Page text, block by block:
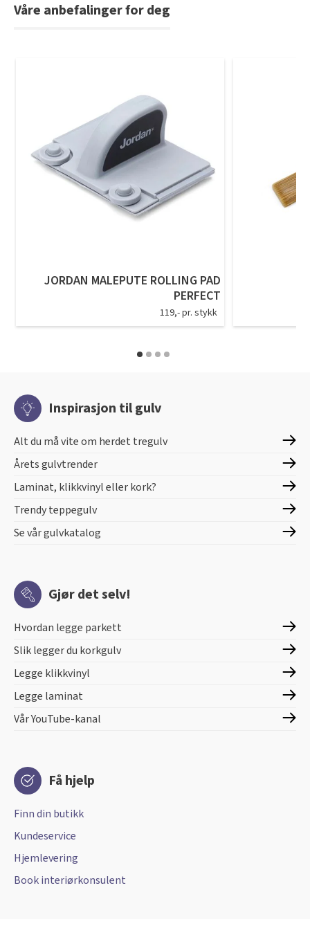
Våre anbefalinger for deg
JORDAN MALEPUTE ROLLING PAD
PERFECT
119,- pr. stykk
Inspirasjon til gulv
Alt du må vite om herdet tregulv
Årets gulvtrender
Laminat, klikkvinyl eller kork?
Trendy teppegulv
Se vår gulvkatalog
Gjør det selv!
Hvordan legge parkett
Slik legger du korkgulv
Legge klikkvinyl
Legge laminat
Vår YouTube-kanal
Få hjelp
Finn din butikk
Kundeservice
Hjemlevering
Book interiørkonsulent